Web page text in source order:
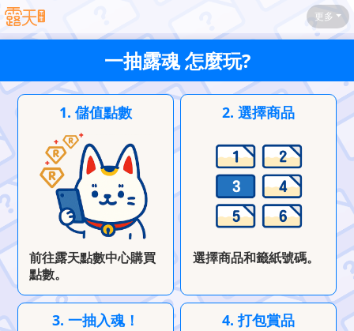
更多
一抽露魂 怎麼玩?
1. 儲值點數
前往露天點數中心購買
點數。
2. 選擇商品
選擇商品和籤紙號碼。
3. 一抽入魂！ 4. 打包賞品